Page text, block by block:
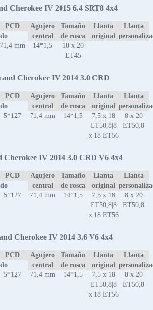
Cherokee IV 2015 6.4 SRT8 4x4
PCD
Agujero
central
Tamaño
de rosca
Llanta
original
Llanta
71,4 mm 14*1,5
10 x 20
ET45
Cherokee IV 2014 3.0 CRD
PCD
Agujero
central
Tamaño
de rosca
Llanta
original
Llanta
5*127 71,4 mm 14*1,5
7,5 x 18
ET50,8|8
x 18 ET56
8 x 20
ET50,8
Cherokee IV 2014 3.0 CRD V6 4x4
PCD
Agujero
central
Tamaño
de rosca
Llanta
original
Llanta
5*127 71,4 mm 14*1,5
7,5 x 18
ET50,8|8
x 18 ET56
8 x 20
ET50,8
Cherokee IV 2014 3.6 V6 4x4
PCD
Agujero
central
Tamaño
de rosca
Llanta
original
Llanta
5*127 71,4 mm 14*1,5
7,5 x 18
ET50,8|8
x 18 ET56
8 x 20
ET50,8